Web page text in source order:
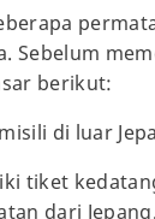
Sebelum
berikut:
di luar
tiket
dari